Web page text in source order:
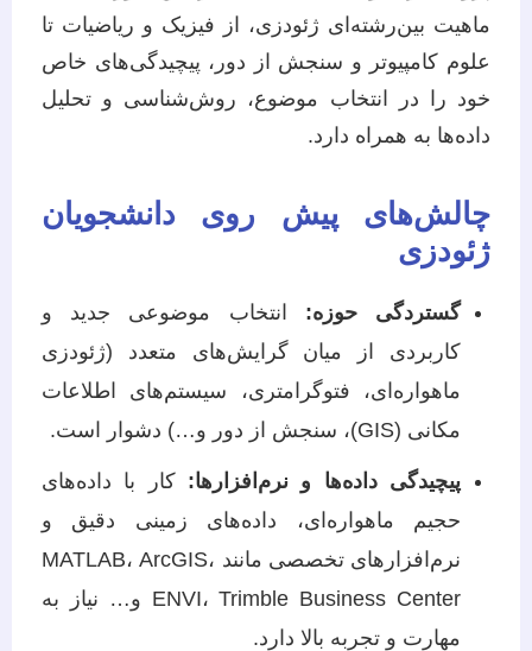
ماهیت بین‌رشته‌ای ژئودزی، از فیزیک و ریاضیات تا
علوم کامپیوتر و سنجش از دور، پیچیدگی‌های خاص
خود را در انتخاب موضوع، روش‌شناسی و تحلیل
داده‌ها به همراه دارد.
چالش‌های پیش روی دانشجویان
ژئودزی
گستردگی حوزه: انتخاب موضوعی جدید و
کاربردی از میان گرایش‌های متعدد (ژئودزی
ماهواره‌ای، فتوگرامتری، سیستم‌های اطلاعات
مکانی (GIS)، سنجش از دور و…) دشوار است.
پیچیدگی داده‌ها و نرم‌افزارها: کار با داده‌های
حجیم ماهواره‌ای، داده‌های زمینی دقیق و
نرم‌افزارهای تخصصی مانند MATLAB، ArcGIS،
ENVI، Trimble Business Center و… نیاز به
مهارت و تجربه بالا دارد.